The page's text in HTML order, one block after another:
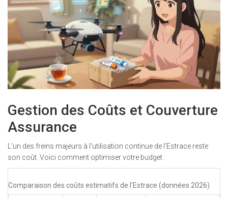
Gestion des Coûts et Couverture
Assurance
L'un des freins majeurs à l'utilisation continue de l'Estrace reste
son coût. Voici comment optimiser votre budget :
Comparaison des coûts estimatifs de l'Estrace (données 2026)